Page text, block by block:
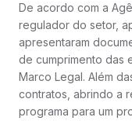
De acordo com a
regulador do setor,
apresentaram
de cumprimento das
Marco Legal. Além
contratos, abrindo a
programa para um